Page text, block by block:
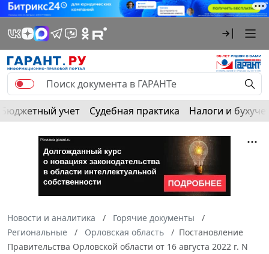
Бюджетный учет Судебная практика Налоги и
Новости и аналитика
Горячие документы
Региональные
Орловская область
Постановление
Правительства Орловской области от 16 августа 2022 г. N